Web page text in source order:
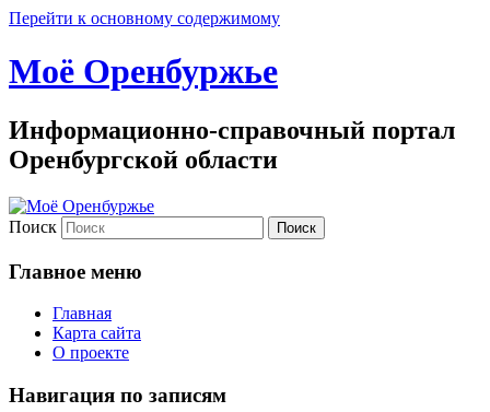
Перейти к основному содержимому
Моё Оренбуржье
Информационно-справочный портал
Оренбургской области
Поиск
Главное меню
Главная
Карта сайта
О проекте
Навигация по записям